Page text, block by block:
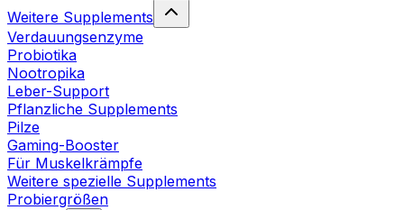
Weitere Supplements
Verdauungsenzyme
Probiotika
Nootropika
Leber-Support
Pflanzliche Supplements
Pilze
Gaming-Booster
Für Muskelkrämpfe
Weitere spezielle Supplements
Probiergrößen